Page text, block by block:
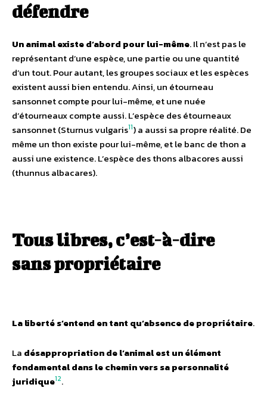
défendre
Un animal existe d’abord pour lui-même. Il n’est pas le
représentant d’une espèce, une partie ou une quantité
d’un tout. Pour autant, les groupes sociaux et les espèces
existent aussi bien entendu. Ainsi, un étourneau
sansonnet compte pour lui-même, et une nuée
d’étourneaux compte aussi. L’espèce des étourneaux
sansonnet (Sturnus vulgaris11) a aussi sa propre réalité. De
même un thon existe pour lui-même, et le banc de thon a
aussi une existence. L’espèce des thons albacores aussi
(thunnus albacares).
Tous libres, c’est-à-dire
sans propriétaire
La liberté s’entend en tant qu’absence de propriétaire.
La désappropriation de l’animal est un élément
fondamental dans le chemin vers sa personnalité
juridique12.